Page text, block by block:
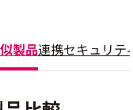
製品連携セキュリテ